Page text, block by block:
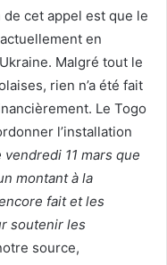
cet appel est que le
en
Malgré tout le
rien n’a été fait
Le Togo
l’installation
vendredi 11 mars que
montant à la
fait et les
soutenir les
source,